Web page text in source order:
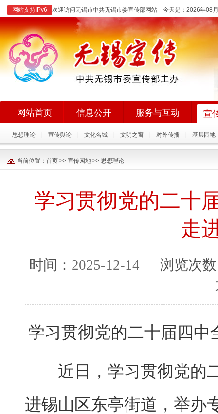
网站支持IPv6 欢迎访问无锡市中共无锡市委宣传部网站 今天是： 2026年08
网站首页 信息公开 服务与互动 宣
思想理论 宣传舆论 文化名城 文明之窗 对外传播 基层园地
当前位置： 首页 >> 宣传园地 >> 思想理论
学习贯彻党的二十
走
时间： 2025-12-14 浏览次
学习贯彻党的二十届四
近日，学习贯彻党的二
进锡山区东亭街道，举办